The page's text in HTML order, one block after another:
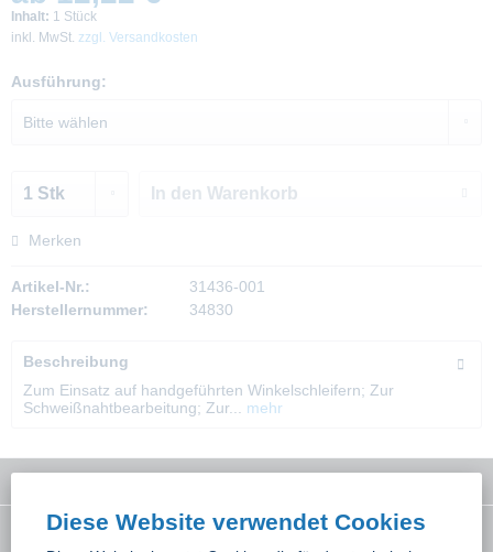
Inhalt: 1 Stück
inkl. MwSt. zzgl. Versandkosten
Ausführung:
In den Warenkorb
Merken
Artikel-Nr.:
31436-001
Herstellernummer:
34830
Beschreibung
Zum Einsatz auf handgeführten Winkelschleifern; Zur
Schweißnahtbearbeitung; Zur...
mehr
Interessantes
Diese Website verwendet Cookies